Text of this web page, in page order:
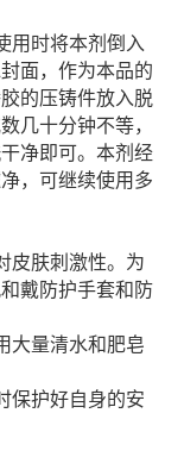
用时将本剂倒入
面，作为本品的
的压铸件放入脱
几十分钟不等，
净即可。本剂经
，可继续使用多
皮肤刺激性。为
戴防护手套和防
大量清水和肥皂
保护好自身的安